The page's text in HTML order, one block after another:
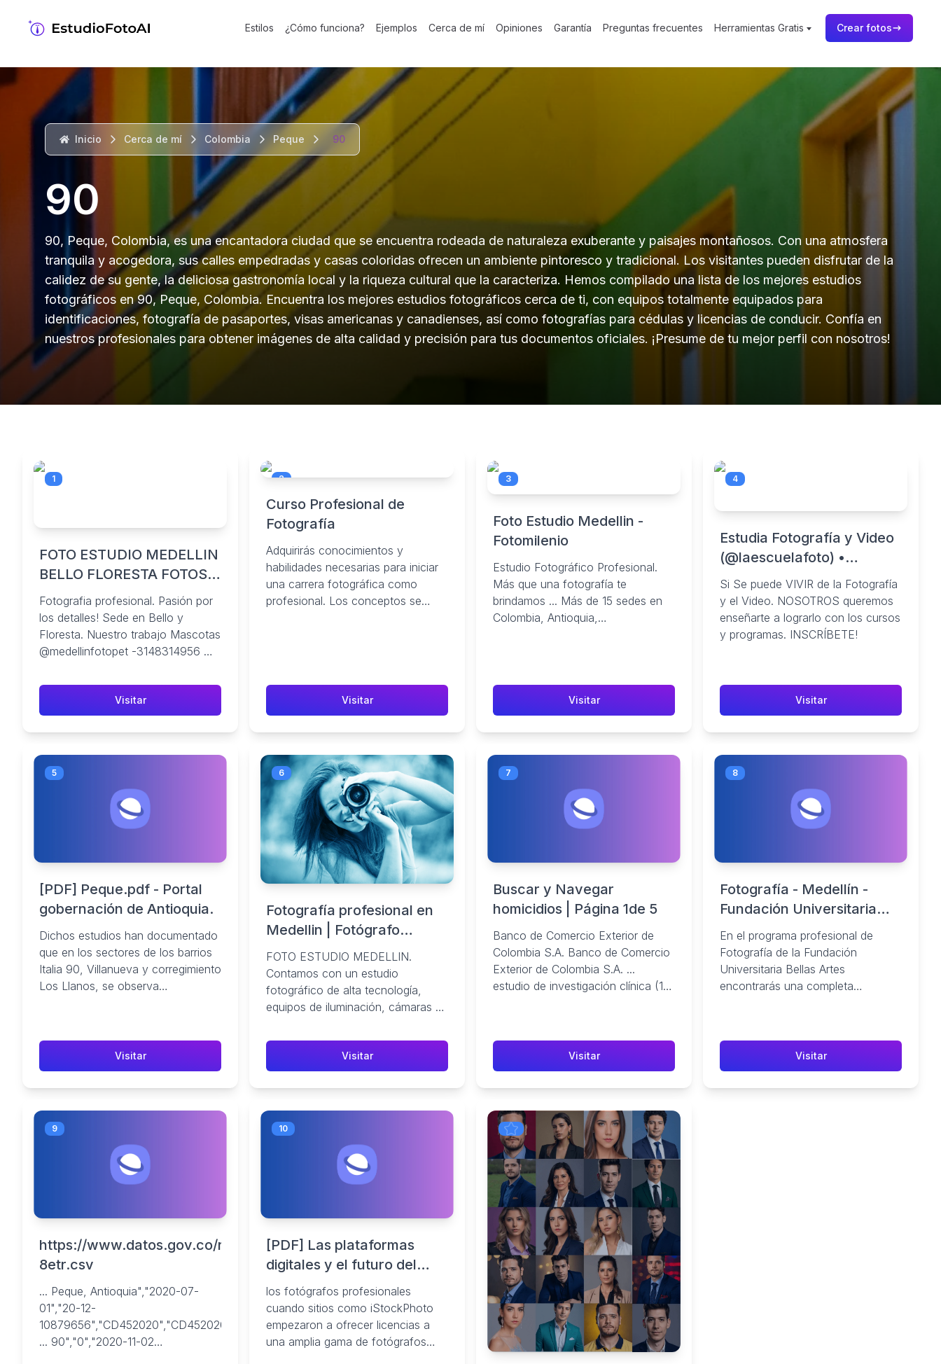
Estilos ¿Cómo funciona? Ejemplos Cerca de mí Opiniones Garantía Preguntas frecuentes Herramientas Gratis Crear fotos
Inicio Cerca de mí Colombia Peque 90
90
90, Peque, Colombia, es una encantadora ciudad que se encuentra rodeada de naturaleza exuberante y paisajes montañosos. Con una atmosfera
tranquila y acogedora, sus calles empedradas y casas coloridas ofrecen un ambiente pintoresco y tradicional. Los visitantes pueden disfrutar de la
calidez de su gente, la deliciosa gastronomía local y la riqueza cultural que la caracteriza. Hemos compilado una lista de los mejores estudios
fotográficos en 90, Peque, Colombia. Encuentra los mejores estudios fotográficos cerca de ti, con equipos totalmente equipados para
identificaciones, fotografía de pasaportes, visas americanas y canadienses, así como fotografías para cédulas y licencias de conducir. Confía en
nuestros profesionales para obtener imágenes de alta calidad y precisión para tus documentos oficiales. ¡Presume de tu mejor perfil con nosotros!
1
FOTO ESTUDIO MEDELLIN
BELLO FLORESTA FOTOS
(@granimagen) •
Instagram photos and
videos
Fotografia profesional. Pasión por
los detalles! Sede en Bello y
Floresta. Nuestro trabajo Mascotas
@medellinfotopet -3148314956 ⬇️
Visitar
2
Curso Profesional de
Fotografía
Adquirirás conocimientos y
habilidades necesarias para iniciar
una carrera fotográfica como
profesional. Los conceptos se
Visitar
3
Foto Estudio Medellin -
Fotomilenio
Estudio Fotográfico Profesional.
Más que una fotografía te
brindamos ... Más de 15 sedes en
Colombia, Antioquia,
Visitar
4
Estudia Fotografía y Video
(@laescuelafoto) •
Instagram photos and
videos
Si Se puede VIVIR de la Fotografía
y el Video. NOSOTROS queremos
enseñarte a lograrlo con los cursos
y programas. INSCRÍBETE!
Visitar
5
[PDF] Peque.pdf - Portal
gobernación de Antioquia.
Dichos estudios han documentado
que en los sectores de los barrios
Italia 90, Villanueva y corregimiento
Los Llanos, se observa
Visitar
6
Fotografía profesional en
Medellin | Fotógrafo
profesional en medellin
FOTO ESTUDIO MEDELLIN.
Contamos con un estudio
fotográfico de alta tecnología,
equipos de iluminación, cámaras de
hardware ...
Visitar
7
Buscar y Navegar
homicidios | Página 1de 5
Banco de Comercio Exterior de
Colombia S.A. Banco de Comercio
Exterior de Colombia S.A. ...
estudio de investigación clínica (1) ·
Visitar
8
Fotografía - Medellín -
Fundación Universitaria
Bellas Artes
En el programa profesional de
Fotografía de la Fundación
Universitaria Bellas Artes
encontrarás una completa
Visitar
9
https://www.datos.gov.co/resource/hezw-
8etr.csv
... Peque, Antioquia","2020-07-
01","20-12-
10879656","CD452020","CD452020
... 90","0","2020-11-02
10
[PDF] Las plataformas
digitales y el futuro del
trabajo
los fotógrafos profesionales
cuando sitios como iStockPhoto
empezaron a ofrecer licencias a
una amplia gama de fotógrafos